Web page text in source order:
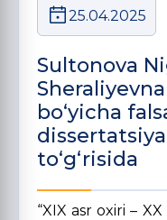
25.04.2025
Sultonova
bo‘yicha
to‘g‘risida
“XIX asr oxiri –